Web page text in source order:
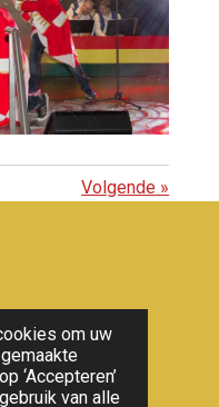
om uw
‘Accepteren’
van alle
Volgende »